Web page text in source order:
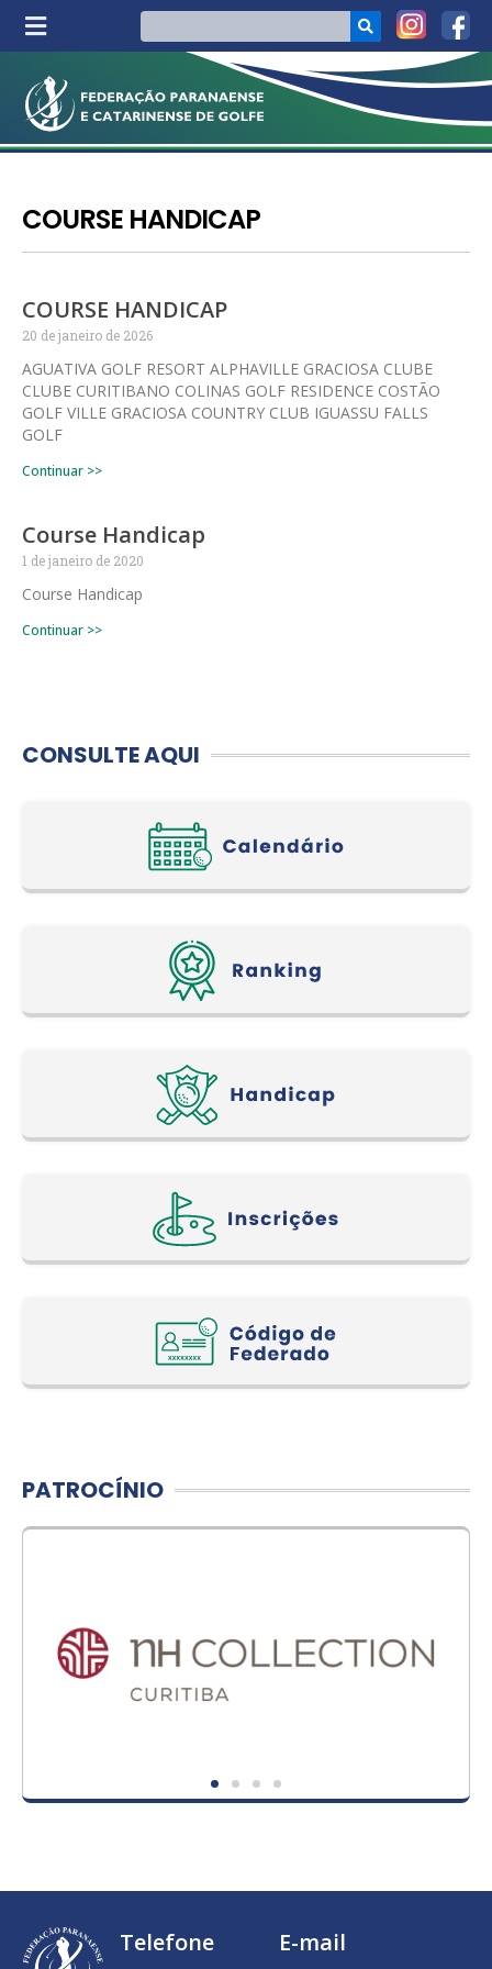
COURSE HANDICAP
COURSE HANDICAP
20 de janeiro de 2026
AGUATIVA GOLF RESORT ALPHAVILLE GRACIOSA CLUBE
CLUBE CURITIBANO COLINAS GOLF RESIDENCE COSTÃO
GOLF VILLE GRACIOSA COUNTRY CLUB IGUASSU FALLS
GOLF
Continuar >>
Course Handicap
1 de janeiro de 2020
Course Handicap
Continuar >>
CONSULTE AQUI
PATROCÍNIO
Telefone E-mail